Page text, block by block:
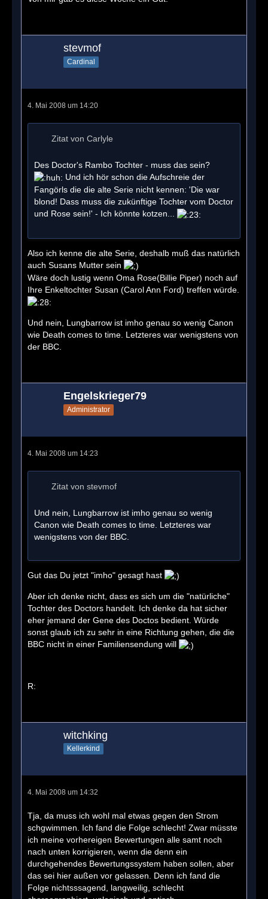
stevmof
Cardinal
4. Mai 2008 um 14:20
Zitat von Carlyle
Des Doctor's Rambo Tochter - muss das sein?
Und ich hör schon die Aufschreie der
Fangörls die die alte Serie nicht kennen: 'Die war
blond! Dass muss die zukünftige Tochter vom Doctor
und Rose sein!' - Ich könnte kotzen...
Also ich kenne die alte Serie, deshalb muß das natürlich
auch Susans Mutter sein
Wäre doch lustig wenn Oma Rose(Billie Piper) noch auf
Ihre Enkeltochter Susan (Carol Ann Ford) treffen würde.
Und nein, Lungbarrow ist imho genau so wenig Canon
wie Death comes to time. Letzteres war wenigstens von
der BBC.
Engelskrieger79
Administrator
4. Mai 2008 um 14:23
Zitat von stevmof
Und nein, Lungbarrow ist imho genau so wenig
Canon wie Death comes to time. Letzteres war
wenigstens von der BBC.
Gut das Du jetzt "imho" gesagt hast
Aber ich denke nicht, dass es sich um die "natürliche"
Tochter des Doctors handelt. Ich denke da hat sicher
eher jemand der Gene des Doctos bedient. Würde
sonst glaub ich zu sehr in eine Richtung gehen, die die
BBC nicht in einer Familiensendung will
R:
witchking
Kellerkind
4. Mai 2008 um 14:32
Tja, da muss ich wohl mal etwas gegen den Strom
schgwimmen. Ich fand die Folge schlecht! Zwar müsste
ich meine vorhereigen Bewertungen alle samt noch
nach unten korrigieren, wenn die denn ein
durchgehendes Bewertungssystem haben sollen, aber
das sei hier außen vor gelassen. Denn ich fand die
Folge nichtsssagend, langweilig, schlecht